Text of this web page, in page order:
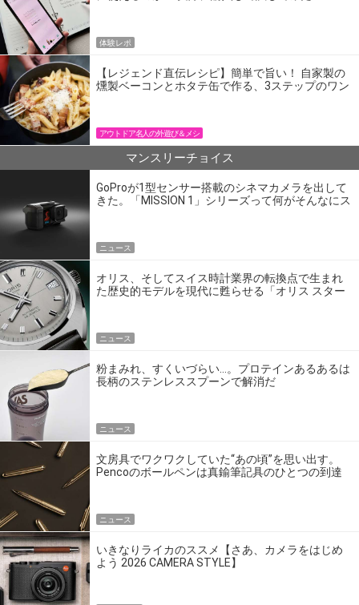
体験レポ
【レジェンド直伝レシピ】簡単で旨い！ 自家製の
燻製ベーコンとホタテ缶で作る、3ステップのワン
アウトドア名人の外遊び＆メシ
マンスリーチョイス
GoProが1型センサー搭載のシネマカメラを出して
きた。「MISSION 1」シリーズって何がそんなにス
ニュース
オリス、そしてスイス時計業界の転換点で生まれ
た歴史的モデルを現代に甦らせる「オリス スター
ニュース
粉まみれ、すくいづらい…。プロテインあるあるは
長柄のステンレススプーンで解消だ
ニュース
文房具でワクワクしていた“あの頃”を思い出す。
Pencoのボールペンは真鍮筆記具のひとつの到達
ニュース
いきなりライカのススメ【さあ、カメラをはじめ
よう 2026 CAMERA STYLE】